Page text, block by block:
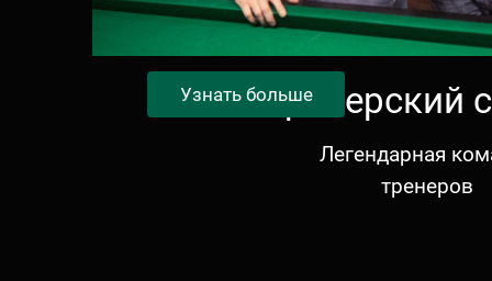
Тренерский
Легендарная
тренеров
Узнать больше